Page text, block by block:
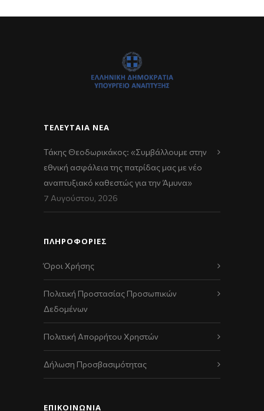
ΤΕΛΕΥΤΑΊΑ ΝΈΑ
Τάκης Θεοδωρικάκος: «Συμβάλλουμε στην
εθνική ασφάλεια της πατρίδας μας με νέο
αναπτυξιακό καθεστώς για την Άμυνα»
7 Αυγούστου, 2026
ΠΛΗΡΟΦΟΡΙΕΣ
Όροι Χρήσης
Πολιτική Προστασίας Προσωπικών
Δεδομένων
Πολιτική Απορρήτου Χρηστών
Δήλωση Προσβασιμότητας
ΕΠΙΚΟΙΝΩΝΊΑ